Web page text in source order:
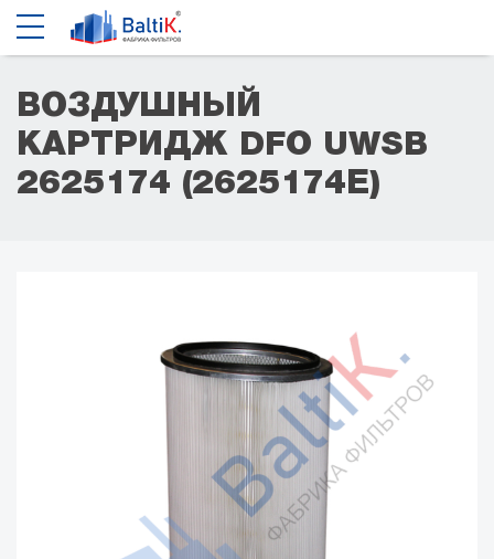
ВОЗДУШНЫЙ
КАРТРИДЖ DFO UWSB
2625174 (2625174Е)